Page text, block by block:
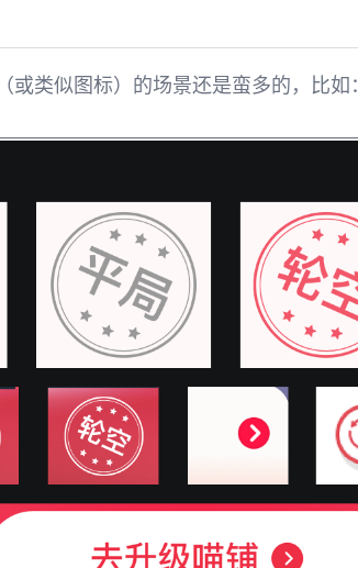
类似图标）的场景还是蛮多的，比如：